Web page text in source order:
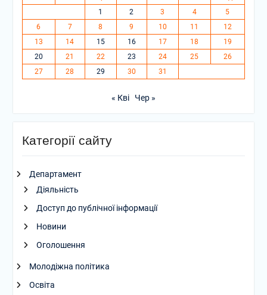
1
2 3 4
5
6
7 8 9 10 11
12
13
14 15 16 17 18
19
20
21 22 23 24 25
26
27
28 29 30 31
« Кві Чер »
Категорії сайту
Департамент
Діяльність
Доступ до публічної інформації
Новини
Оголошення
Молодіжна політика
Освіта